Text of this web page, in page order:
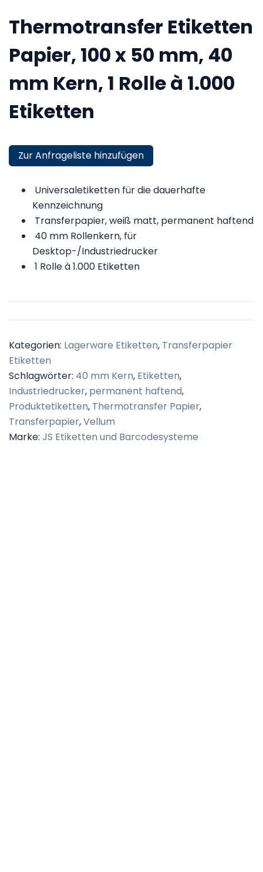
Thermotransfer Etiketten
Papier, 100 x 50 mm, 40
mm Kern, 1 Rolle à 1.000
Etiketten
Zur Anfrageliste hinzufügen
Universaletiketten für die dauerhafte
Kennzeichnung
Transferpapier, weiß matt, permanent haftend
40 mm Rollenkern, für
Desktop-/Industriedrucker
1 Rolle à 1.000 Etiketten
Kategorien: Lagerware Etiketten, Transferpapier
Etiketten
Schlagwörter: 40 mm Kern, Etiketten,
Industriedrucker, permanent haftend,
Produktetiketten, Thermotransfer Papier,
Transferpapier,Vellum
Marke: JS Etiketten und Barcodesysteme